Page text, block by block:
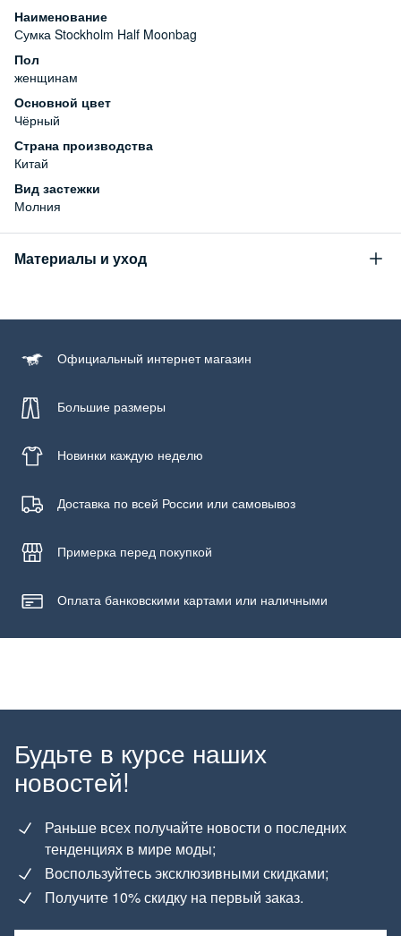
Наименование
Сумка Stockholm Half Moonbag
Пол
женщинам
Основной цвет
Чёрный
Страна производства
Китай
Вид застежки
Молния
Материалы и уход
Китай
Официальный интернет магазин
Большие размеры
Новинки каждую неделю
Доставка по всей России или самовывоз
Примерка перед покупкой
Оплата банковскими картами или наличными
Будьте в курсе наших
новостей!
Раньше всех получайте новости о последних
тенденциях в мире моды;
Воспользуйтесь эксклюзивными скидками;
Получите 10% скидку на первый заказ.